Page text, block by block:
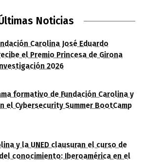
Noticias
Carolina José Eduardo
el Premio Princesa de Girona
2026
formativo de Fundación Carolina y
el Cybersecurity Summer BootCamp
y la UNED clausuran el curso de
conocimiento: Iberoamérica en el